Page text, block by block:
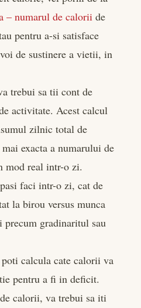
– numarul de calorii de
pentru a-si satisface
de sustinere a vietii, in
trebui sa tii cont de
activitate. Acest calcul
zilnic total de
exacta a numarului de
mod real intr-o zi.
faci intr-o zi, cat de
la birou versus munca
gradinaritul sau
calcula cate calorii va
pentru a fi in deficit.
calorii, va trebui sa iti